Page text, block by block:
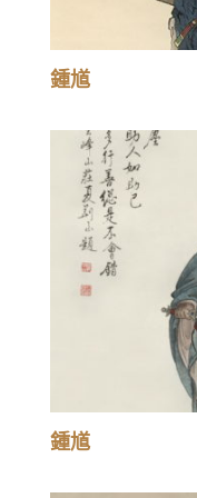
鍾馗
鍾馗